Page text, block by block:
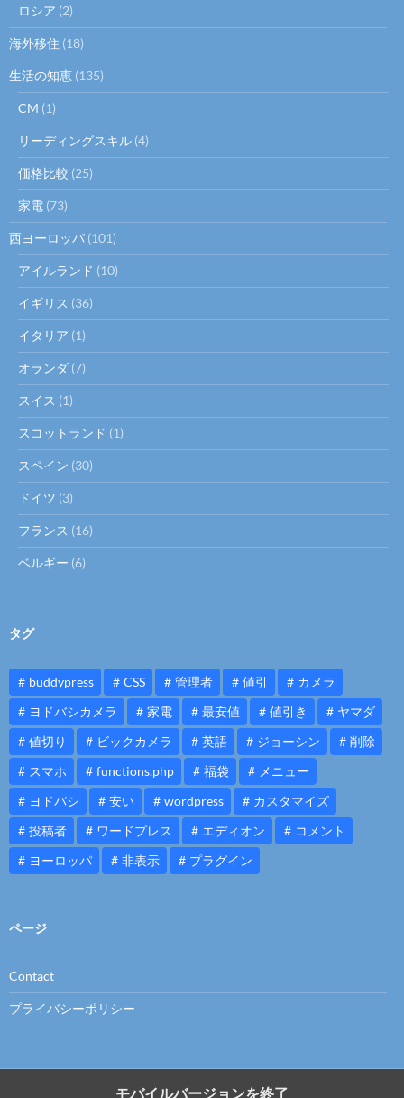
ロシア (2)
海外移住 (18)
生活の知恵 (135)
CM (1)
リーディングスキル (4)
価格比較 (25)
家電 (73)
西ヨーロッパ (101)
アイルランド (10)
イギリス (36)
イタリア (1)
オランダ (7)
スイス (1)
スコットランド (1)
スペイン (30)
ドイツ (3)
フランス (16)
ベルギー (6)
タグ
buddypress CSS 管理者 値引
カメラ
ヨドバシカメラ
家電 最安値 値引き
ヤマダ
値切り
ビックカメラ 英語 ジョーシン
削除
スマホ
functions.php 福袋
メニュー
ヨドバシ
安い wordpress
カスタマイズ
投稿者
ワードプレス エディオン
コメント
ヨーロッパ
非表示 プラグイン
ページ
Contact
プライバシーポリシー
モバイルバージョンを終了